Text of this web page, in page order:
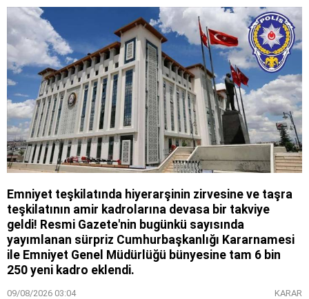
Emniyet teşkilatında hiyerarşinin zirvesine ve taşra
teşkilatının amir kadrolarına devasa bir takviye
geldi! Resmi Gazete'nin bugünkü sayısında
yayımlanan sürpriz Cumhurbaşkanlığı Kararnamesi
ile Emniyet Genel Müdürlüğü bünyesine tam 6 bin
250 yeni kadro eklendi.
09/08/2026 03:04 KARAR